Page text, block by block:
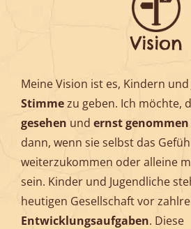
Vision
Meine Vision ist es, Kindern
Stimmezu geben. Ich möchte,
gesehen und ernst genommen
dann, wenn sie selbst das
weiterzukommen oder alleine
sein. Kinder und Jugendliche
heutigen Gesellschaft vor
Entwicklungsaufgaben. Diese